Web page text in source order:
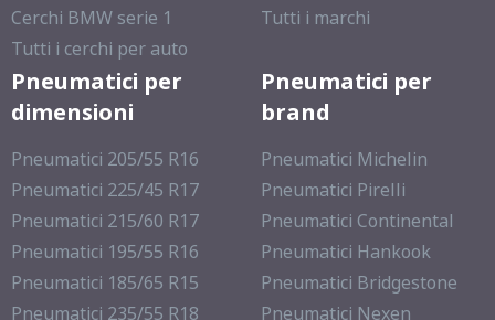
Cerchi BMW serie 1
Tutti i cerchi per auto
Tutti i marchi
Pneumatici per
dimensioni
Pneumatici 205/55 R16
Pneumatici 225/45 R17
Pneumatici 215/60 R17
Pneumatici 195/55 R16
Pneumatici 185/65 R15
Pneumatici 235/55 R18
Pneumatici per
brand
Pneumatici Michelin
Pneumatici Pirelli
Pneumatici Continental
Pneumatici Hankook
Pneumatici Bridgestone
Pneumatici Nexen